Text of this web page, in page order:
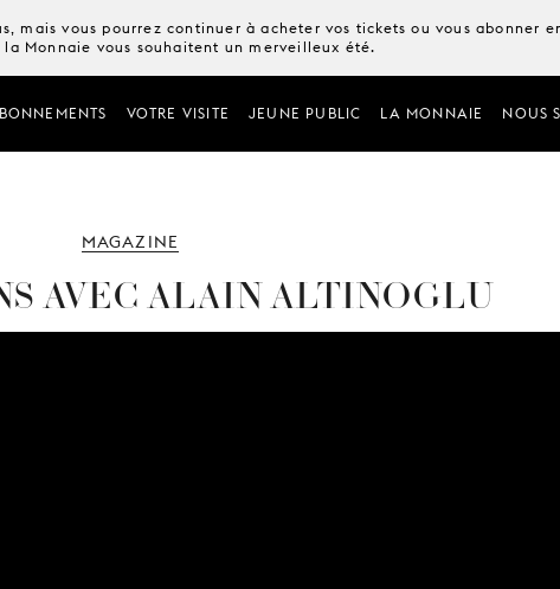
mais vous pourrez continuer à acheter vos tickets ou vous abonner
la Monnaie vous souhaitent un merveilleux été.
VOTRE VISITE JEUNE PUBLIC LA MONNAIE NOUS
MAGAZINE
AVEC ALAIN ALTINOGLU